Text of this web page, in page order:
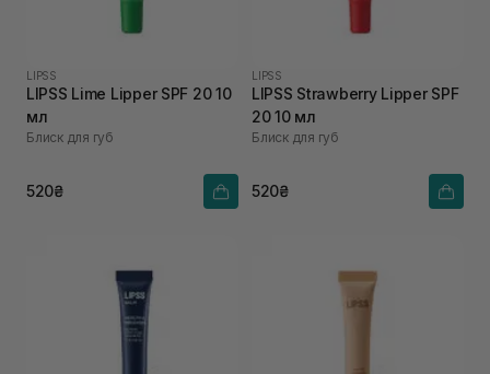
LIPSS
LIPSS Lime Lipper SPF 20 10
мл
Блиск для губ
520₴
LIPSS
LIPSS Strawberry Lipper SPF
20 10 мл
Блиск для губ
520₴